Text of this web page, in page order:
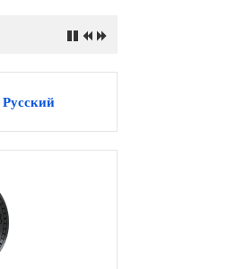
Русский